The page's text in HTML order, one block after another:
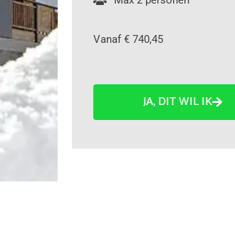
Vanaf € 740,45
JA, DIT WIL IK